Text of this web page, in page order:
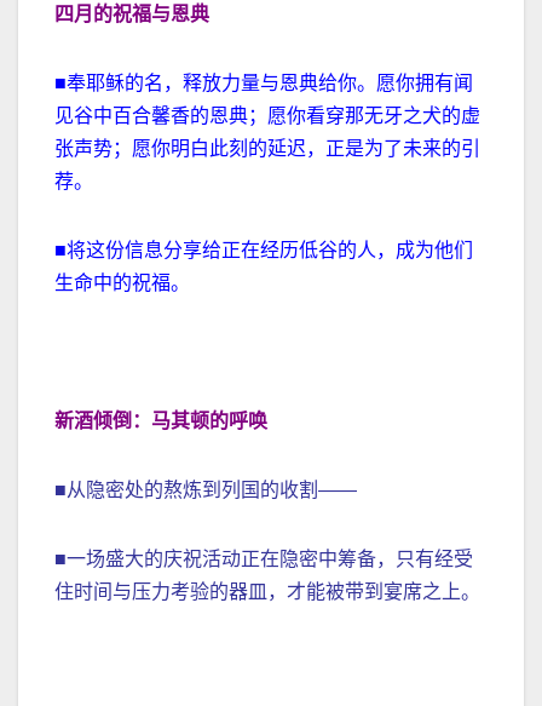
四月的祝福与恩典
■奉耶稣的名，释放力量与恩典给你。愿你拥有闻
见谷中百合馨香的恩典；愿你看穿那无牙之犬的虚
张声势；愿你明白此刻的延迟，正是为了未来的引
荐。
■将这份信息分享给正在经历低谷的人，成为他们
生命中的祝福。
新酒倾倒：马其顿的呼唤
■从隐密处的熬炼到列国的收割——
■一场盛大的庆祝活动正在隐密中筹备，只有经受
住时间与压力考验的器皿，才能被带到宴席之上。